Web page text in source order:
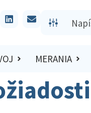
MERANIA